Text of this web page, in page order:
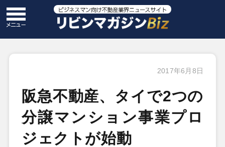
2017年6月8日
阪急不動産、タイで2つの
分譲マンション事業プロ
ジェクトが始動